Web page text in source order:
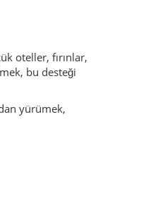
sofraların
pişen peynirli
da yayla